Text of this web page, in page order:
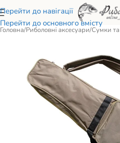
Перейти до навігації
Перейти до основного вмісту
Головна/Риболовні аксесуари/Сумки